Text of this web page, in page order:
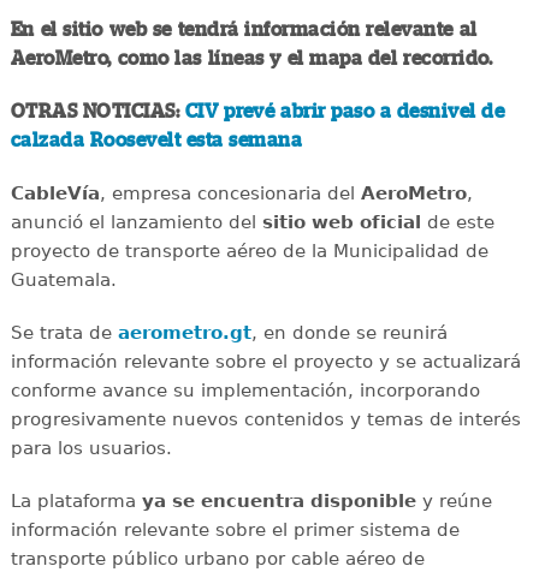
En el sitio web se tendrá información relevante al
AeroMetro, como las líneas y el mapa del recorrido.
OTRAS NOTICIAS: CIV prevé abrir paso a desnivel de
calzada Roosevelt esta semana
CableVía, empresa concesionaria del AeroMetro,
anunció el lanzamiento del sitio web oficial
de este
proyecto de transporte aéreo de la Municipalidad de
Guatemala.
Se trata de aerometro.gt, en donde se reunirá
información relevante sobre el proyecto y se actualizará
conforme avance su implementación, incorporando
progresivamente nuevos contenidos y temas de interés
para los usuarios.
La plataforma ya se encuentra disponibley reúne
información relevante sobre el primer sistema de
transporte público urbano por cable aéreo de